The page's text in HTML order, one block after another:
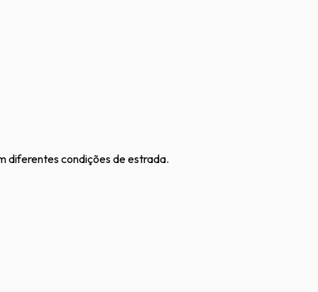
diferentes condições de estrada.